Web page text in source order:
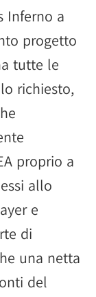
Inferno a
progetto
tutte le
richiesto,
proprio a
allo
e
di
una netta
del